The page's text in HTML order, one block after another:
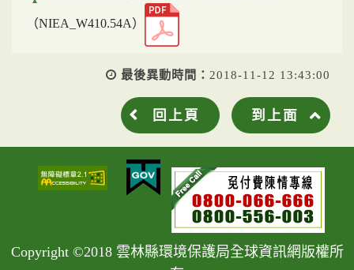
（NIEA_W410.54A）
最後異動時間： 2018-11-12 13:43:00
回上頁 到上面
Copyright ©2018 雲林縣環境保護局全球資訊網版權所